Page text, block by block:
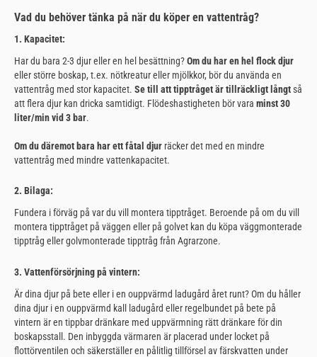
Vad du behöver tänka på när du köper en vattentråg?
1. Kapacitet:
Har du bara 2-3 djur eller en hel besättning?Om du har en hel flock djur
eller större boskap, t.ex. nötkreatur eller mjölkkor, bör du använda en
vattentråg med stor kapacitet. Se till att tipptråget är tillräckligt långtså
att flera djur kan dricka samtidigt. Flödeshastigheten bör vara minst 30
liter/min vid 3 bar.
Om du däremot bara har ett fåtal djur räcker det med en mindre
vattentråg med mindre vattenkapacitet.
2. Bilaga:
Fundera i förväg på var du vill montera tipptråget. Beroende på om du vill
montera tipptråget på väggen eller på golvet kan du köpa väggmonterade
tipptråg eller golvmonterade tipptråg från Agrarzone.
3. Vattenförsörjning på vintern:
Är dina djur på bete eller i en ouppvärmd ladugård året runt? Om du håller
dina djur i en ouppvärmd kall ladugård eller regelbundet på bete på
vintern är en tippbar dränkare med uppvärmning rätt dränkare för din
boskapsstall. Den inbyggda värmaren är placerad under locket på
flottörventilen och säkerställer en pålitlig tillförsel av färskvatten under